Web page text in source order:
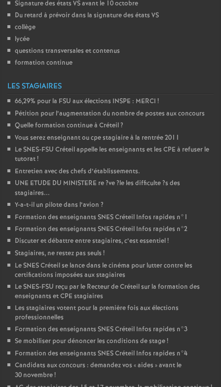
r
Signature des états VSavant le 10 octobre
Du retard à prévoir dans la signature des états VS
collège
lycée
questions transversales et contenus
formation continue
LES STAGIAIRES
66,29% pour la FSU aux élections INSPE : MERCI !
Pétition pour l’augmentation du nombre de postes aux concours
Quelle formation continue à Créteil?
Vous serez enseignant ou cpe stagiaire à la rentrée 2011
LeSNES-FSU Créteil appelle les enseignants et les CPE à refuser le
tutorat!
Entretien avec des chefs d’établissements.
UNE ETUDE DU MINISTERE re?ve?le les difficulte?s des
stagiaires...
Y-a-t-il un pilote dans l’avion ?
Formation des enseignants SNESCréteil Infos rapides n°1
Formation des enseignants SNESCréteil Infos rapides n°2
Discuter et débattre entre stagiaires, c’est essentiel!
Stagiaires, ne restez pas seuls !
LeSNESCréteil se lance dans le cinéma pour lutter contre les
certifications imposées aux stagiaires
LeSNES-FSU reçu par le Recteur de Créteil sur la formation des
enseignants etCPE stagiaires
Les stagiaires votent pour la première fois aux élections
professionnelles
Formation des enseignants SNESCréteil Infos rapides n°3
Se mobiliser pour dénoncer les conditions de stage!
Formation des enseignants SNESCréteil Infos rapides n°4
Candidats aux concours : demandez vos «aides » avant le
30 novembre!